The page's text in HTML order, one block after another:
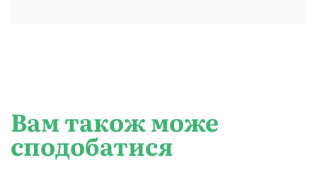
Вам також може
сподобатися